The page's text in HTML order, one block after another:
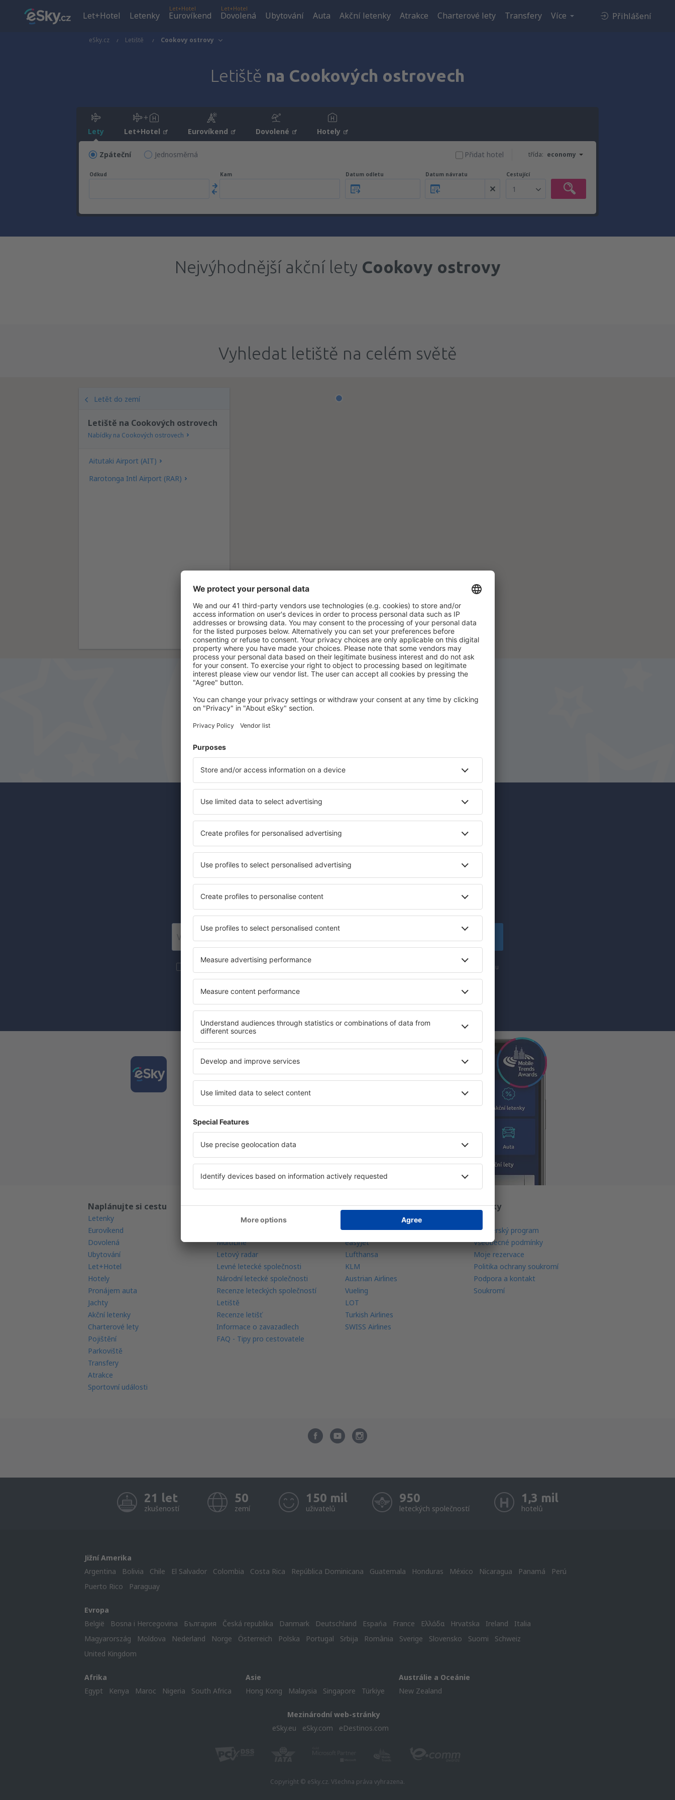
Let+Hotel Letenky
Let+Hotel
Eurovíkend
Let+Hotel
Dovolená Ubytování Auta Akční letenky Atrakce Charterové lety Transfery Více Přihlášení
eSky.cz Letiště Cookovy ostrovy
Letiště na Cookových ostrovech
Lety Let+Hotel Eurovíkend Dovolené Hotely
Zpáteční Jednosměrná třída: economy
Přidat hotel
Odkud Kam Datum odletu Datum návratu Cestující
1
Nejvýhodnější akční lety Cookovy ostrovy
Vyhledat letiště na celém světě
Letět do zemí
Letiště na Cookových ostrovech
Nabídky na Cookových ostrovech
Aitutaki Airport (AIT)
Rarotonga Intl Airport (RAR)
Rezervujte si Let+Hotel na
Odběratelé newsletteru cestují více za
méně
Levné lety, dovolené, eurovíkendy - získejte informace o jedinečných
akčních letenkách dříve než kdokoli jiný.
Posíláme jen to nejlepší, máte naše čestné cestovatelské!
Souhlasím s odběrem marketingových informací (formou
Zaznačením políčka pro odběr newsletteru, vepsáním e-mailové adresy a zvolením možnosti „Zapsat se“
(současně) vyjadřujete souhlas na zpracování osobních údajů
Stáhněte si naši aplikaci
a plánujte své cesty pohodlně
Každý den nové nabídky na dosah ruky
Všechny vaše rezervace na jednom místě
Naplánujte si cestu
Letenky
Eurovíkend
Dovolená
Ubytování
Let+Hotel
Hotely
Pronájem auta
Jachty
Akční letenky
Charterové lety
Pojištění
Parkoviště
Transfery
Atrakce
Sportovní události
Přečtěte si více
Garance nejnižší ceny
MultiLine
Letový radar
Levné letecké společnosti
Národní letecké společnosti
Recenze leteckých společností
Letiště
Recenze letišť
Informace o zavazadlech
FAQ - Tipy pro cestovatele
Letecké společnosti
Wizz Air
easyJet
Lufthansa
KLM
Austrian Airlines
Vueling
LOT
Turkish Airlines
SWISS Airlines
O eSky
Partnerský program
Všeobecné podmínky
Moje rezervace
Politika ochrany soukromí
Podpora a kontakt
Soukromí
21 let
zkušeností
50
zemí
150 mil
uživatelů
950
leteckých společností
1,3 mil
hotelů
Jižní Amerika
Argentina
Bolivia Chile El Salvador Colombia Costa Rica República Dominicana Guatemala Honduras México Nicaragua Panamá
Perú
Puerto Rico
Paraguay
Evropa
België
Bosna i Hercegovina България Česká republika Danmark Deutschland Espańa France Ελλάδα Hrvatska Ireland
Italia
Magyarország
Moldova Nederland Norge Österreich Polska Portugal Srbija România Sverige Slovensko Suomi
Schweiz
United Kingdom
Afrika
Egypt
Kenya Maroc Nigeria South Africa
Asie
Hong Kong
Malaysia Singapore Türkiye
Austrálie a Oceánie
New Zealand
Mezinárodní web-stránky
eSky.eu
eSky.com eDestinos.com
Copyright © eSky.cz. Všechna práva vyhrazena.